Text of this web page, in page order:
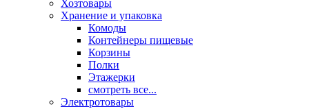
Хозтовары
Хранение и упаковка
Комоды
Контейнеры пищевые
Корзины
Полки
Этажерки
смотреть все...
Электротовары